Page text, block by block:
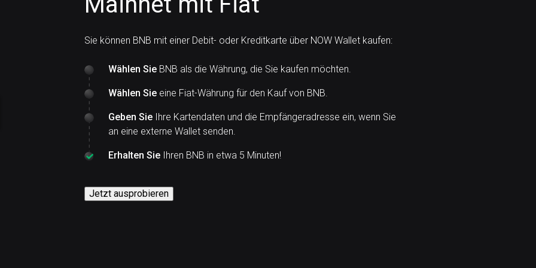
Sie können BNB mit einer Debit- oder Kreditkarte über NOW Wallet kaufen:
Wählen SieBNB als die Währung, die Sie kaufen möchten.
Wählen Sieeine Fiat-Währung für den Kauf von BNB.
Geben SieIhre Kartendaten und die Empfängeradresse ein, wenn Sie
an eine externe Wallet senden.
Erhalten SieIhren BNB in etwa 5 Minuten!
Jetzt ausprobieren